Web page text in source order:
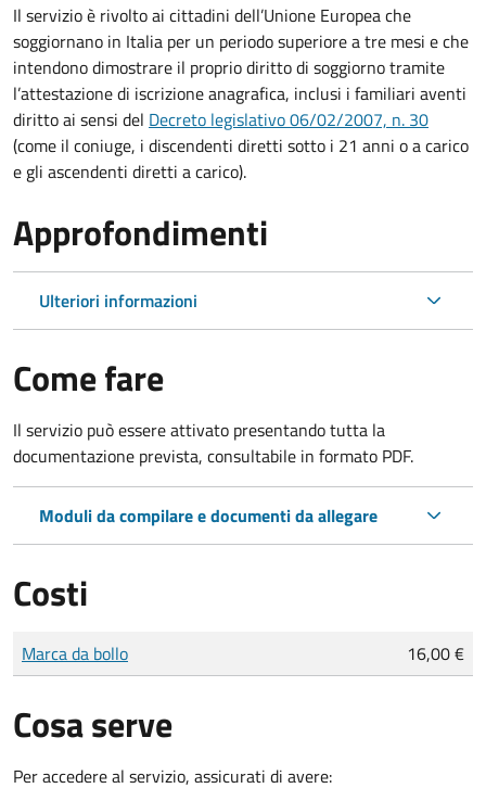
Il servizio è rivolto ai cittadini dell’Unione Europea che
soggiornano in Italia per un periodo superiore a tre mesi e che
intendono dimostrare il proprio diritto di soggiorno tramite
l’attestazione di iscrizione anagrafica, inclusi i familiari aventi
diritto ai sensi del Decreto legislativo 06/02/2007, n. 30
(come il coniuge, i discendenti diretti sotto i 21 anni o a carico
e gli ascendenti diretti a carico).
Approfondimenti
Ulteriori informazioni
Come fare
Il servizio può essere attivato presentando tutta la
documentazione prevista, consultabile in formato PDF.
Moduli da compilare e documenti da allegare
Costi
Tipo di pagamento
Importo
Marca da bollo 16,00 €
Cosa serve
Per accedere al servizio, assicurati di avere: